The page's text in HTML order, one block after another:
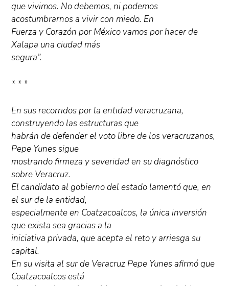
que vivimos. No debemos, ni podemos
acostumbrarnos a vivir con miedo. En
Fuerza y Corazón por México vamos por hacer de
Xalapa una ciudad más
segura”.
* * *
En sus recorridos por la entidad veracruzana,
construyendo las estructuras que
habrán de defender el voto libre de los veracruzanos,
Pepe Yunes sigue
mostrando firmeza y severidad en su diagnóstico
sobre Veracruz.
El candidato al gobierno del estado lamentó que, en
el sur de la entidad,
especialmente en Coatzacoalcos, la única inversión
que exista sea gracias a la
iniciativa privada, que acepta el reto y arriesga su
capital.
En su visita al sur de Veracruz Pepe Yunes afirmó que
Coatzacoalcos está